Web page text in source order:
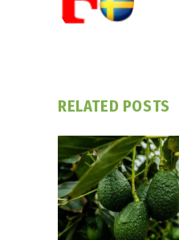
RELATED POSTS